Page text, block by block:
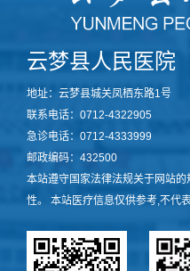
云梦县人民医院
地址：云梦县城关凤栖东路1号
联系电话：0712-4322905
急诊电话：0712-4333999
邮政编码：432500
本站遵守国家法律法规关于网站
性。 本站医疗信息仅供参考,不代